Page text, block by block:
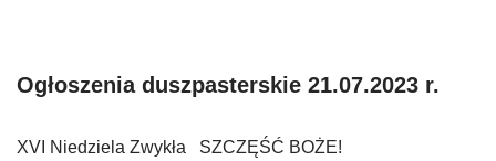
Ogłoszenia duszpasterskie 21.07.2023 r.
XVI Niedziela Zwykła SZCZĘŚĆ BOŻE!